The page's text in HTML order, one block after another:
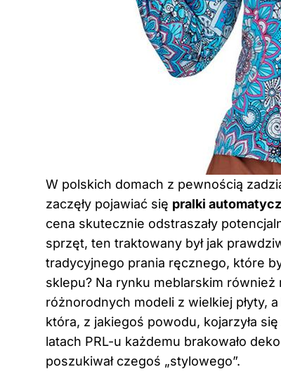
W polskich domach z pewnością
zaczęły pojawiać się pralki
cena skutecznie odstraszały
sprzęt, ten traktowany był jak
tradycyjnego prania ręcznego, które
sklepu? Na rynku meblarskim
różnorodnych modeli z wielkiej płyty,
która, z jakiegoś powodu, kojarzyła
latach PRL-u każdemu brakowało
poszukiwał czegoś „stylowego”.